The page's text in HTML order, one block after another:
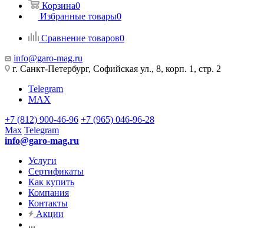
Корзина0
Избранные товары0
Сравнение товаров0
info@garo-mag.ru
г. Санкт-Петербург, Софийская ул., 8, корп. 1, стр. 2
Telegram
MAX
+7 (812) 900-46-96 +7 (965) 046-96-28
Max Telegram
info@garo-mag.ru
Услуги
Сертификаты
Как купить
Компания
Контакты
Акции
...